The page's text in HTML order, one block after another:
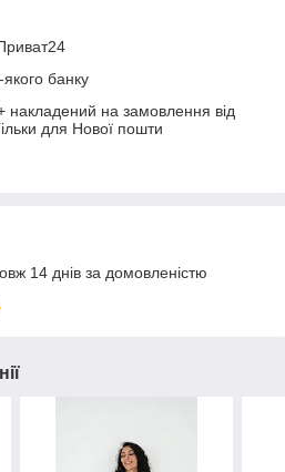
банку
на замовлення від
для Нової пошти
14 днів за домовленістю